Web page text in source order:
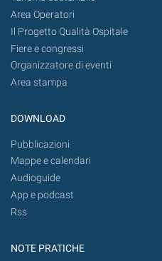
Area Operatori
Il Progetto Qualità Ospitale
Fiere e congressi
Organizzatore di eventi
Area stampa
DOWNLOAD
Pubblicazioni
Mappe e calendari
Audioguide
App e podcast
Rss
NOTE PRATICHE